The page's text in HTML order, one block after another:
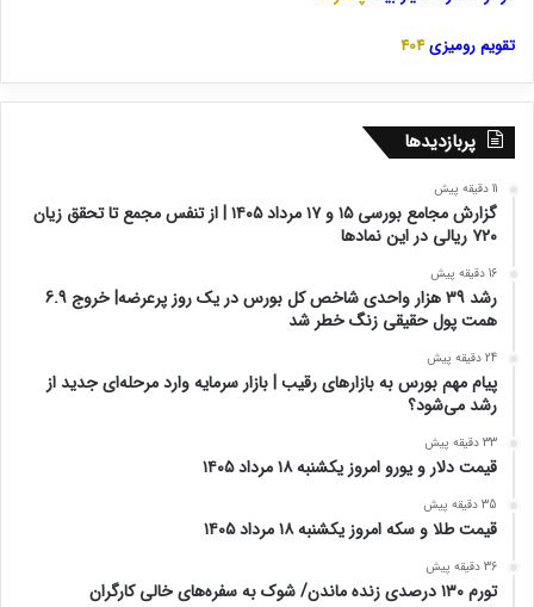
تقویم رومیزی404
پربازدیدها
11 دقیقه پیش
گزارش مجامع بورسی ۱۵ و ۱۷ مرداد ۱۴۰۵ | از تنفس مجمع تا تحقق زیان
۷۲۰ ریالی در این نماد‌ها
16 دقیقه پیش
رشد 39 هزار واحدی شاخص کل بورس در یک روز پرعرضه| خروج 6.9
همت پول حقیقی زنگ خطر شد
24 دقیقه پیش
پیام مهم بورس به بازارهای رقیب | بازار سرمایه وارد مرحله‌ای جدید از
رشد می‌شود؟
33 دقیقه پیش
قیمت دلار و یورو امروز یکشنبه ۱۸ مرداد ۱۴۰۵
35 دقیقه پیش
قیمت طلا و سکه امروز یکشنبه ۱۸ مرداد ۱۴۰۵
36 دقیقه پیش
تورم ۱۳۰ درصدی زنده ماندن/ شوک به سفره‌های خالی کارگران